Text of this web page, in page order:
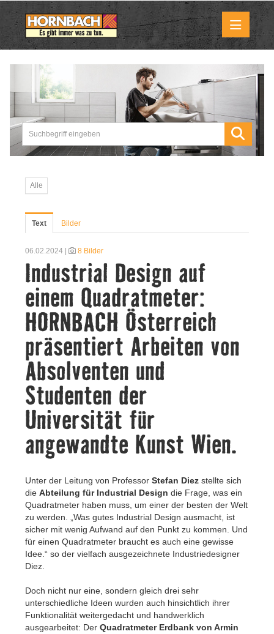
Medienmitteilungen
Pressemitteilungen
Downloads
Marktbilder
Kontakt
Alle
Text Bilder
06.02.2024 | 8 Bilder
Industrial Design auf
einem Quadratmeter:
HORNBACH Österreich
präsentiert Arbeiten von
Absolventen und
Studenten der
Universität für
angewandte Kunst Wien.
Unter der Leitung von Professor Stefan Diez stellte sich
die Abteilung für Industrial Design die Frage, was ein
Quadratmeter haben muss, um einer der besten der Welt
zu werden. „Was gutes Industrial Design ausmacht, ist
sicher mit wenig Aufwand auf den Punkt zu kommen. Und
für einen Quadratmeter braucht es auch eine gewisse
Idee.“ so der vielfach ausgezeichnete Industriedesigner
Diez.
Doch nicht nur eine, sondern gleich drei sehr
unterschiedliche Ideen wurden auch hinsichtlich ihrer
Funktionalität weitergedacht und handwerklich
ausgearbeitet: Der Quadratmeter Erdbank von Armin